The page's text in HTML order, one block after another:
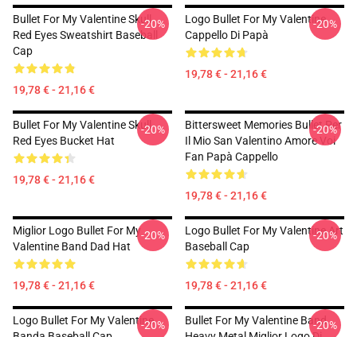
Bullet For My Valentine Skull
Red Eyes Sweatshirt Baseball
Cap
19,78 € - 21,16 €
-20%
Logo Bullet For My Valentine
Cappello Di Papà
19,78 € - 21,16 €
-20%
Bullet For My Valentine Skull
Red Eyes Bucket Hat
19,78 € - 21,16 €
-20%
Bittersweet Memories Bullet Per
Il Mio San Valentino Amore Voi
Fan Papà Cappello
19,78 € - 21,16 €
-20%
Miglior Logo Bullet For My
Valentine Band Dad Hat
19,78 € - 21,16 €
-20%
Logo Bullet For My Valentine Art
Baseball Cap
19,78 € - 21,16 €
-20%
Logo Bullet For My Valentine-20%
Bullet For My Valentine Band-20%